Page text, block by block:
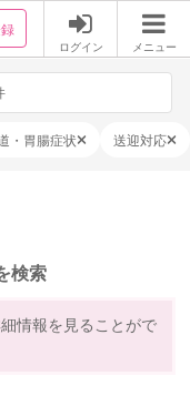
ログイン メニュー
・胃腸症状 送迎対応
検索
情報を見ることがで